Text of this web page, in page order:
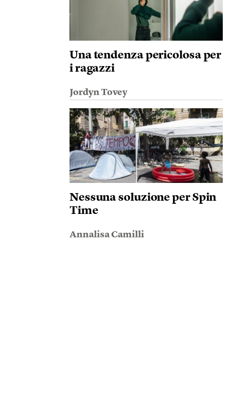
Una tendenza pericolosa per
i ragazzi
Jordyn Tovey
Nessuna soluzione per Spin
Time
Annalisa Camilli